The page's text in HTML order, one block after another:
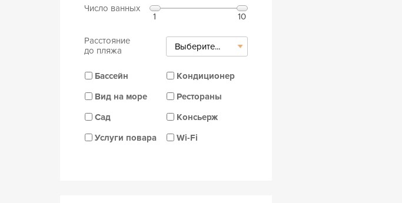
Число ванных
1 10
Расстояние
до пляжа
Выберите...
Бассейн
Вид на море
Сад
Услуги повара
Кондиционер
Рестораны
Консьерж
Wi-Fi